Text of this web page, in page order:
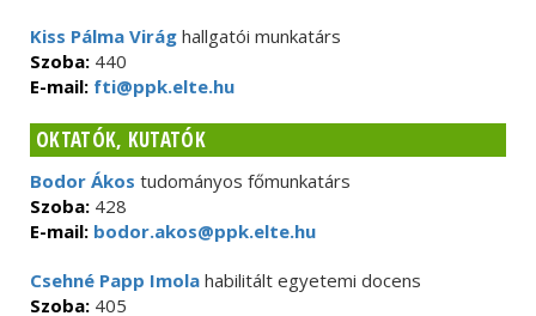
Kiss Pálma Virág hallgatói munkatárs
Szoba: 440
E-mail: fti@ppk.elte.hu
OKTATÓK, KUTATÓK
Bodor Ákos tudományos főmunkatárs
Szoba: 428
E-mail: bodor.akos@ppk.elte.hu
Csehné Papp Imola habilitált egyetemi docens
Szoba: 405